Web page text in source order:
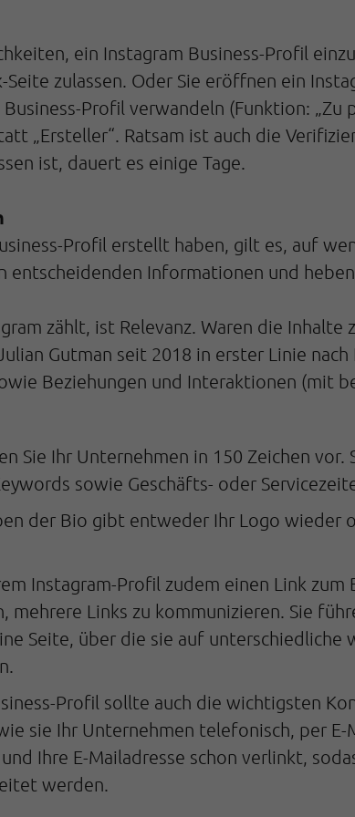
ein Instagram Business-Profil
Seite zulassen. Oder Sie eröffnen ein
Profil verwandeln (Funktion:
„Ersteller“. Ratsam ist auch die
ist, dauert es einige Tage.
Profil erstellt haben, gilt es, auf
entscheidenden Informationen und heben
zählt, ist Relevanz. Waren die
Gutman seit 2018 in erster Linie
Beziehungen und Interaktionen (mit
Sie Ihr Unternehmen in 150 Zeichen
sowie Geschäfts- oder
der Bio gibt entweder Ihr Logo wieder
Instagram-Profil zudem einen Link
mehrere Links zu kommunizieren. Sie
Seite, über die sie auf
Profil sollte auch die wichtigsten
sie Ihr Unternehmen telefonisch, per
Ihre E-Mailadresse schon verlinkt,
werden.